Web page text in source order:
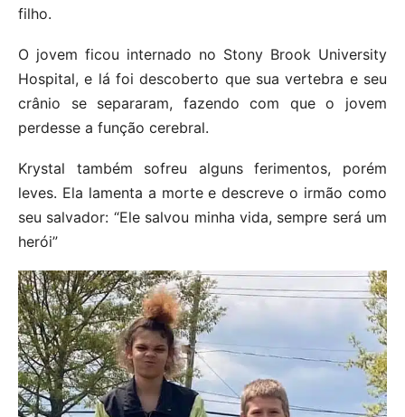
filho.
O jovem ficou internado no Stony Brook University
Hospital, e lá foi descoberto que sua vertebra e seu
crânio se separaram, fazendo com que o jovem
perdesse a função cerebral.
Krystal também sofreu alguns ferimentos, porém
leves. Ela lamenta a morte e descreve o irmão como
seu salvador: “Ele salvou minha vida, sempre será um
herói”